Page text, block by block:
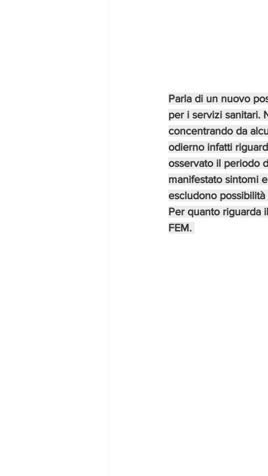
Parla di un nuovo
per i servizi sanitari.
concentrando da
odierno infatti
osservato il periodo
manifestato sintomi
escludono
Per quanto riguarda
FEM.